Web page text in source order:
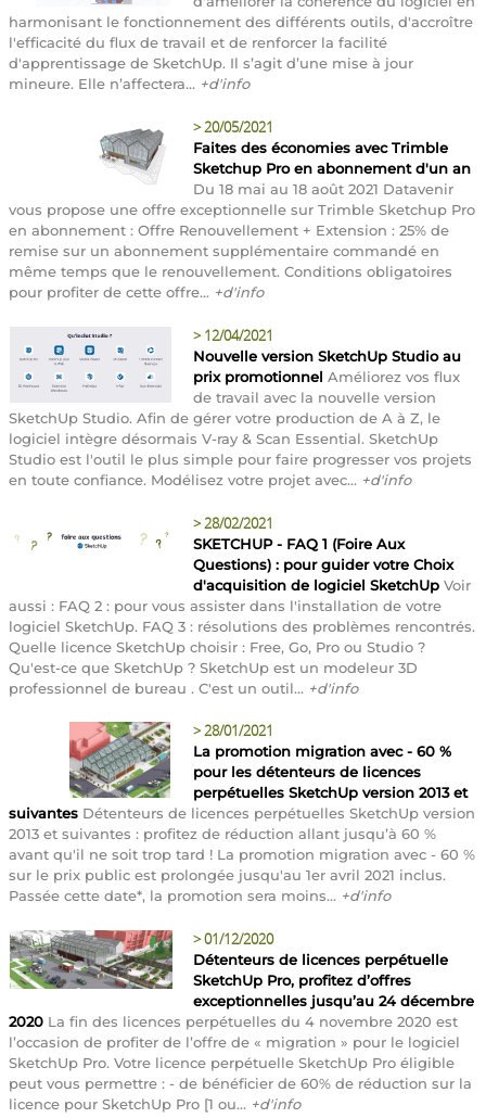
harmonisant le fonctionnement des différents outils, d'accroître
l'efficacité du flux de travail et de renforcer la facilité
d'apprentissage de SketchUp. Il s’agit d’une mise à jour
mineure. Elle n’affectera... +d'info
>20/05/2021
Faites des économies avec Trimble
Sketchup Pro en abonnement d'un an
Du 18 mai au 18 août 2021 Datavenir
vous propose une offre exceptionnelle sur Trimble Sketchup Pro
en abonnement : Offre Renouvellement + Extension : 25% de
remise sur un abonnement supplémentaire commandé en
même temps que le renouvellement. Conditions obligatoires
pour profiter de cette offre... +d'info
> 12/04/2021
Nouvelle version SketchUp Studio au
prix promotionnel Améliorez vos flux
de travail avec la nouvelle version
SketchUp Studio. Afin de gérer votre production de A à Z, le
logiciel intègre désormais V-ray & Scan Essential. SketchUp
Studio est l'outil le plus simple pour faire progresser vos projets
en toute confiance. Modélisez votre projet avec... +d'info
>28/02/2021
SKETCHUP - FAQ 1 (Foire Aux
Questions) : pour guider votre Choix
d'acquisition de logiciel SketchUp Voir
aussi : FAQ 2 : pour vous assister dans l'installation de votre
logiciel SketchUp. FAQ 3 : résolutions des problèmes rencontrés.
Quelle licence SketchUp choisir : Free, Go, Pro ou Studio ?
Qu'est-ce que SketchUp ? SketchUp est un modeleur 3D
professionnel de bureau . C'est un outil... +d'info
>28/01/2021
La promotion migration avec - 60 %
pour les détenteurs de licences
perpétuelles SketchUp version 2013 et
suivantes Détenteurs de licences perpétuelles SketchUp version
2013 et suivantes : profitez de réduction allant jusqu’à 60 %
avant qu'il ne soit trop tard ! La promotion migration avec - 60 %
sur le prix public est prolongée jusqu'au 1er avril 2021 inclus.
Passée cette date*, la promotion sera moins... +d'info
>01/12/2020
Détenteurs de licences perpétuelle
SketchUp Pro, profitez d’offres
exceptionnelles jusqu’au 24 décembre
2020 La fin des licences perpétuelles du 4 novembre 2020 est
l’occasion de profiter de l’offre de « migration » pour le logiciel
SketchUp Pro. Votre licence perpétuelle SketchUp Pro éligible
peut vous permettre : - de bénéficier de 60% de réduction sur la
licence pour SketchUp Pro [1 ou... +d'info